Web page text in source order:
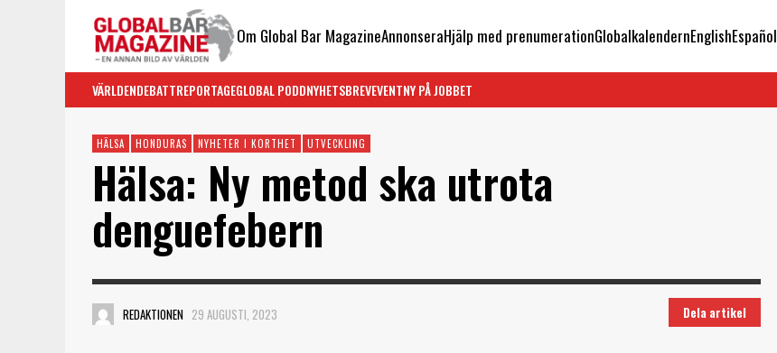
Om Global Bar MagazineAnnonseraHjälp med prenumerationGlobalkalendernEnglishEspañol
VÄRLDENDEBATTREPORTAGEGLOBAL PODDNYHETSBREVEVENTNY PÅ JOBBET
HÄLSA HONDURAS NYHETER I KORTHET UTVECKLING
Hälsa: Ny metod ska utrota
denguefebern
REDAKTIONEN 29 AUGUSTI, 2023 Dela artikel